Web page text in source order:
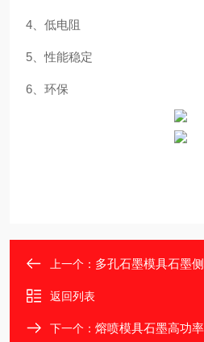
4、低电阻
5、性能稳定
6、环保
上一个： 多孔石墨模具石墨
返回列表
下一个： 熔喷模具石墨高功